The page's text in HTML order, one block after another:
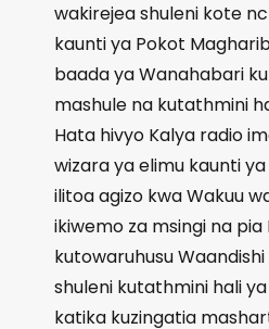
wakirejea shuleni kote
kaunti ya Pokot
baada ya Wanahabari
mashule na kutathmini
Hata hivyo Kalya radio
wizara ya elimu kaunti
ilitoa agizo kwa Wakuu
ikiwemo za msingi na pia
kutowaruhusu
shuleni kutathmini hali
katika kuzingatia